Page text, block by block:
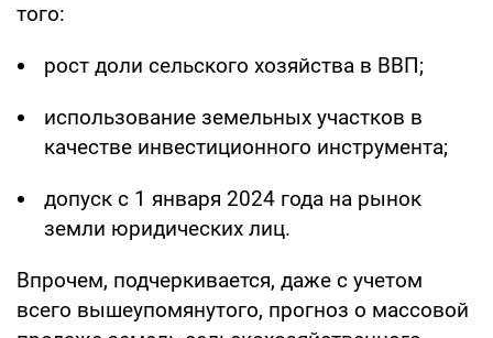
того:
рост доли сельского хозяйства в ВВП;
использование земельных участков в
качестве инвестиционного инструмента;
допуск с 1 января 2024 года на рынок
земли юридических лиц.
Впрочем, подчеркивается, даже с учетом
всего вышеупомянутого, прогноз о массовой